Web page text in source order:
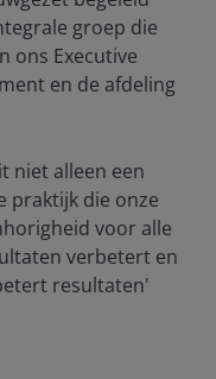
groep die
ons Executive
en de afdeling
niet alleen een
praktijk die onze
voor alle
verbetert en
resultaten'